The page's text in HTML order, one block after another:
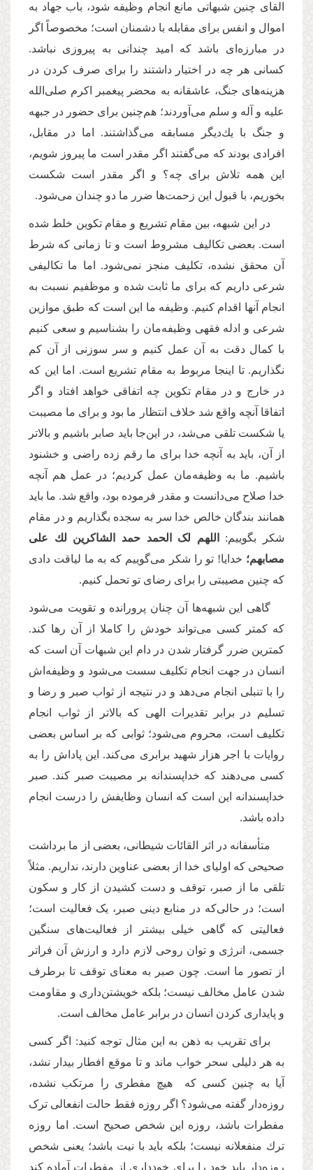
القای چنین شبهاتی مانع انجام وظیفه شود، باب جهاد به
اموال و انفس برای مقابله با دشمنان است؛ مخصوصاً اگر
در مبارزه‌ای باشد كه امید چندانی به پیروزی نباشد.
کسانی هر چه در اختیار داشتند را برای صرف كردن در
هزینه‌های جنگ، عاشقانه به محضر پیغمبر اکرم صلی‌الله
علیه و آله و سلم می‌آوردند؛‌ هم‌چنین برای حضور در جبهه
و جنگ با یك‌دیگر مسابقه می‌گذاشتند. اما در مقابل،
افرادی بودند كه می‌گفتند اگر مقدر است ما پیروز شویم،
این همه تلاش برای چه؟ و اگر مقدر است شکست
بخوریم، با قبول این زحمت‌ها ضرر ما دو چندان می‌شود.
در این شبهه، بین مقام تشریع و مقام تکوین خلط شده
است. بعضی تكالیف مشروط است و تا زمانی كه شرط
آن محقق نشده،‌ تكلیف منجز نمی‌شود. اما ما تکالیفی
شرعی داریم كه برای ما ثابت شده و موظفیم نسبت به
انجام آنها اقدام کنیم. وظیفه ما این است كه طبق موازین
شرعی و ادله فقهی وظیفه‌مان را بشناسیم و سعی کنیم
با کمال دقت به آن عمل کنیم و سر سوزنی از آن کم
نگذاریم. تا اینجا مربوط به مقام تشریع است. اما این که
در خارج و در مقام تكوین چه اتفاقی خواهد افتاد و اگر
اتفاقا آنچه واقع شد خلاف انتظار ما بود و برای ما مصیبت
یا شکست تلقی می‌شد، در این‌جا باید صابر باشیم و بالاتر
از آن، باید به آنچه خدا برای ما رقم زده راضی و خشنود
باشیم. ما به وظیفه‌مان عمل کردیم؛ در عمل هم آنچه
خدا صلاح می‌دانست و مقدر فرموده بود، واقع شد. ما باید
همانند بندگان خالص خدا سر به سجده بگذاریم و در مقام
شكر بگوییم:
اللهم لک الحمد حمد الشاکرین لك علی
مصابهم؛ خدایا! تو را شكر می‌گوییم كه به ما لیاقت دادی
که چنین مصیبتی را برای رضای تو تحمل كنیم.
گاهی این شبهه‌ها آن چنان پرورانده و تقویت می‌شود
که کمتر کسی می‌تواند خودش را كاملا از آن رها كند.
كمترین ضرر گرفتار شدن در دام این شبهات آن است که
انسان در جهت انجام تكلیف سست می‌شود و وظیفه‌اش
را با تنبلی انجام می‌دهد و در نتیجه از ثواب صبر و رضا و
تسلیم در برابر تقدیرات الهی که بالاتر از ثواب انجام
تکلیف است،‌ محروم می‌شود؛ ثوابی كه بر اساس بعضی
روایات با اجر هزار شهید برابری می‌كند. این پاداش را به
كسی می‌دهند كه خداپسندانه بر مصیبت صبر كند. صبر
خداپسندانه این است که انسان وظایفش را درست انجام
داده باشد.
متأسفانه در اثر القائات شیطانی، بعضی از ما برداشت
صحیحی كه اولیای خدا از بعضی عناوین دارند، نداریم. مثلاً
تلقی ما از صبر، توقف و دست كشیدن از کار و سکون
است؛‌ در حالی‌كه در منابع دینی صبر، یک فعالیت است؛
فعالیتی که گاهی خیلی بیشتر از فعالیت‌های سنگین
جسمی، انرژی و توان روحی لازم دارد و ارزش آن فراتر
از تصور ما است. چون صبر به معنای توقف تا برطرف
شدن عامل مخالف نیست؛ بلكه خویشتن‌داری و مقاومت
و پایداری كردن انسان در برابر عامل مخالف است.
برای تقریب به ذهن به این مثال توجه كنید: اگر کسی
به هر دلیلی سحر خواب ماند و تا موقع افطار بیدار نشد،
آیا به چنین كسی كه هیچ مفطری را مرتكب نشده،
روزه‌دار گفته می‌شود؟ اگر روزه فقط حالت انفعالی ترک
مفطرات باشد، روزه این شخص صحیح است. اما روزه
ترك منفعلانه نیست؛ بلكه باید با نیت باشد؛ یعنی شخص
روزه‌دار باید خود را برای خودداری از مفطرات آماده كند